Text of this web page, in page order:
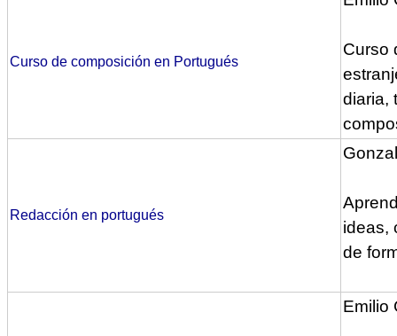
Curso de composición en Portugués
Curso
diaria,
Redacción en portugués
ideas,
de
Emilio